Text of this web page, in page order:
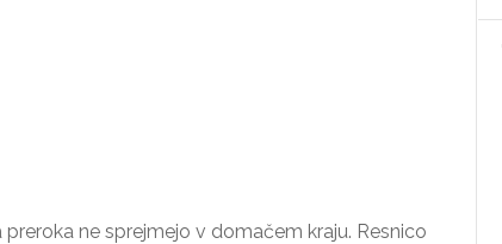
ne sprejmejo v domačem kraju. Resnico